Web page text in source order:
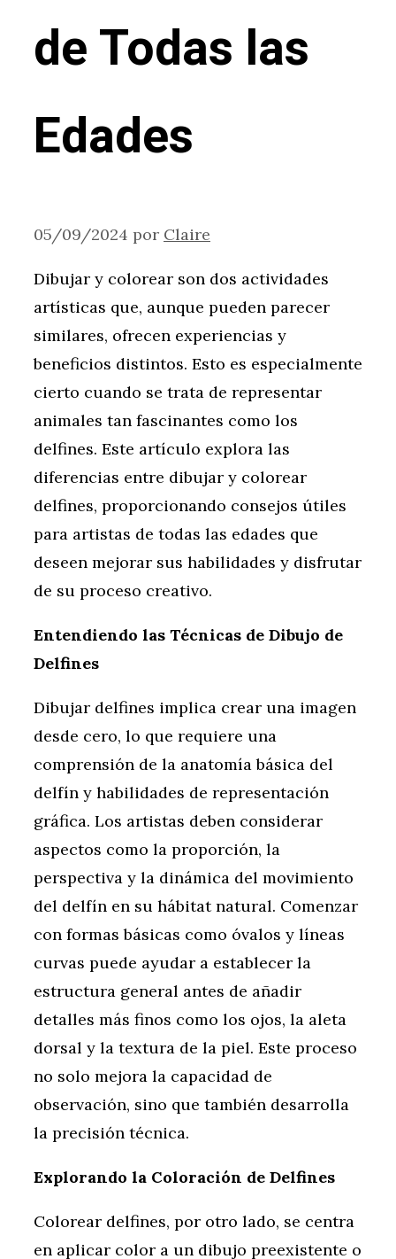
de Todas las
Edades
05/09/2024 por Claire
Dibujar y colorear son dos actividades
artísticas que, aunque pueden parecer
similares, ofrecen experiencias y
beneficios distintos. Esto es especialmente
cierto cuando se trata de representar
animales tan fascinantes como los
delfines. Este artículo explora las
diferencias entre dibujar y colorear
delfines, proporcionando consejos útiles
para artistas de todas las edades que
deseen mejorar sus habilidades y disfrutar
de su proceso creativo.
Entendiendo las Técnicas de Dibujo de
Delfines
Dibujar delfines implica crear una imagen
desde cero, lo que requiere una
comprensión de la anatomía básica del
delfín y habilidades de representación
gráfica. Los artistas deben considerar
aspectos como la proporción, la
perspectiva y la dinámica del movimiento
del delfín en su hábitat natural. Comenzar
con formas básicas como óvalos y líneas
curvas puede ayudar a establecer la
estructura general antes de añadir
detalles más finos como los ojos, la aleta
dorsal y la textura de la piel. Este proceso
no solo mejora la capacidad de
observación, sino que también desarrolla
la precisión técnica.
Explorando la Coloración de Delfines
Colorear delfines, por otro lado, se centra
en aplicar color a un dibujo preexistente o